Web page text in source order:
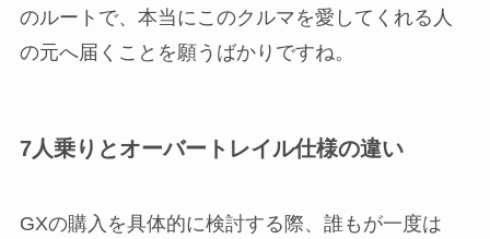
のルートで、本当にこのクルマを愛してくれる人
の元へ届くことを願うばかりですね。
7人乗りとオーバートレイル仕様の違い
GXの購入を具体的に検討する際、誰もが一度は